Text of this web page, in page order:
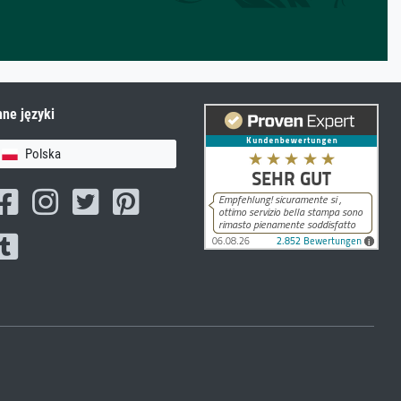
języki
Polska